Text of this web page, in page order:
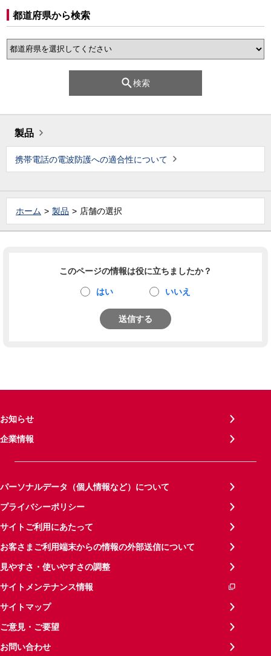
都道府県から検索
検索
製品
携帯電話の電波防護への適合性について
ホーム 製品 店舗の選択
このページの情報は役に立ちましたか？
はい いいえ
送信する
お知らせ
企業情報
パーソナルデータ（個人情報など）について
プライバシーポリシー
サイトご利用にあたって
お客さまご利用端末からの情報の外部送信について
見やすさ・使いやすさの調整
サイトメンテナンス情報
サイトマップ
ご意見・ご要望
お問い合わせ